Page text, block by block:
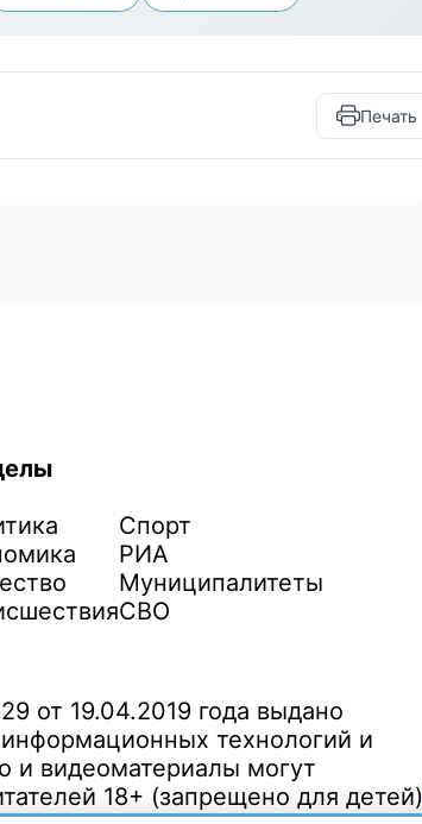
Печать
Спорт
РИА
Муниципалитеты
СВО
от 19.04.2019 года выдано
технологий и
и видеоматериалы могут
18+ (запрещено для детей)